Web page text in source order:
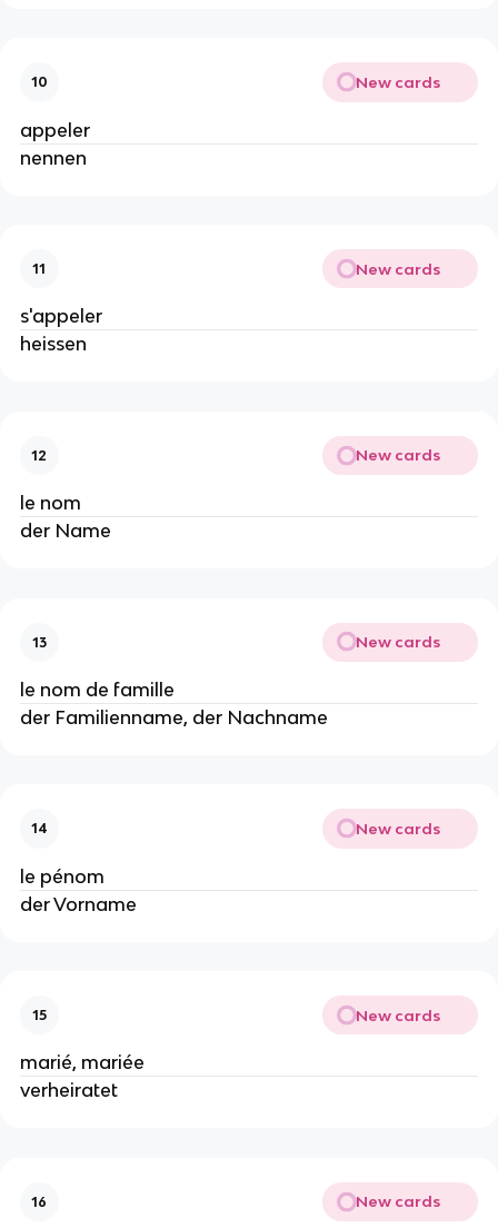
10 New cards
appeler
nennen
11 New cards
s'appeler
heissen
12 New cards
le nom
der Name
13 New cards
le nom de famille
der Familienname, der Nachname
14 New cards
le pénom
der Vorname
15 New cards
marié, mariée
verheiratet
16 New cards